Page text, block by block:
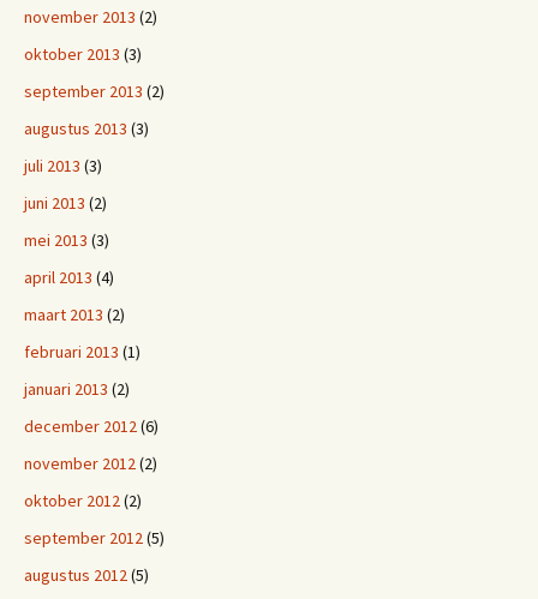
november 2013 (2)
oktober 2013 (3)
september 2013 (2)
augustus 2013 (3)
juli 2013 (3)
juni 2013 (2)
mei 2013 (3)
april 2013 (4)
maart 2013 (2)
februari 2013 (1)
januari 2013 (2)
december 2012(6)
november 2012(2)
oktober 2012(2)
september 2012(5)
augustus 2012(5)